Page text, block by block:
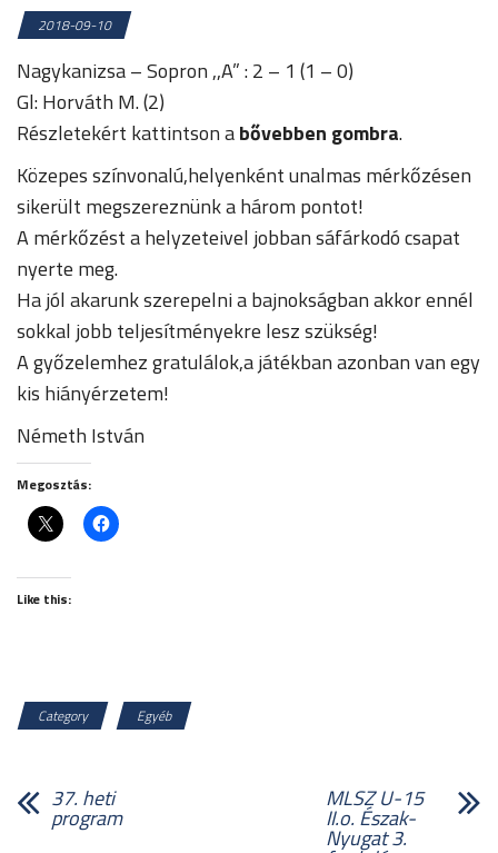
2018-09-10
Nagykanizsa – Sopron ,,A” : 2 – 1 (1 – 0)
Gl: Horváth M. (2)
Részletekért kattintson abővebben gombra.
Közepes színvonalú,helyenként unalmas mérkőzésen
sikerült megszereznünk a három pontot!
A mérkőzést a helyzeteivel jobban sáfárkodó csapat
nyerte meg.
Ha jól akarunk szerepelni a bajnokságban akkor ennél
sokkal jobb teljesítményekre lesz szükség!
A győzelemhez gratulálok,a játékban azonban van egy
kis hiányérzetem!
Németh István
Megosztás:
Like this:
Category Egyéb
37. heti
program
MLSZ U-15
II.o. Észak-
Nyugat 3.